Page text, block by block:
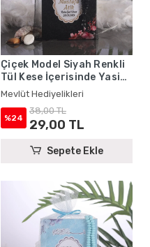
Çiçek Model Siyah Renkli
Tül Kese İçerisinde Yasin
Kitabı ve Tesbih - Mevlüt
Hediyelikleri
Mevlüt Hediyelikleri
%24
38,00 TL
29,00 TL
Sepete Ekle